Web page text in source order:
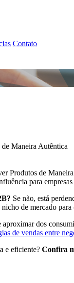
Contato
Maneira Autêntica
Produtos de
para empresas
Se não, está
de mercado
dos
de vendas entre
e eficiente? Confira